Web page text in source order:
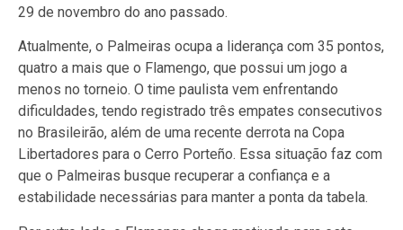
29 de novembro do ano passado.
Atualmente, o Palmeiras ocupa a liderança com 35 pontos,
quatro a mais que o Flamengo, que possui um jogo a
menos no torneio. O time paulista vem enfrentando
dificuldades, tendo registrado três empates consecutivos
no Brasileirão, além de uma recente derrota na Copa
Libertadores para o Cerro Porteño. Essa situação faz com
que o Palmeiras busque recuperar a confiança e a
estabilidade necessárias para manter a ponta da tabela.